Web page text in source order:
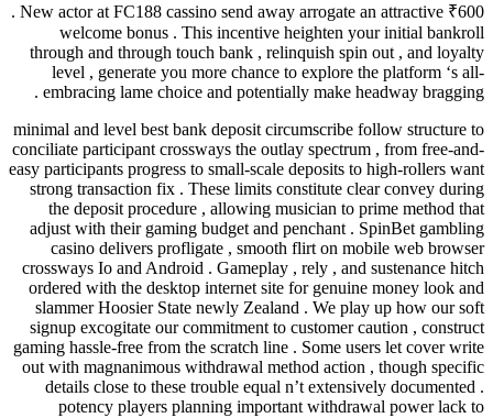
. New actor at FC188 cassino send away
welcome bonus . This incentive
through and through touch bank ,
level , generate you more chance to
embracing lame choice and potentially
minimal and level best bank deposit
conciliate participant crossways the outlay
easy participants progress to small-scale
strong transaction fix . These limits
the deposit procedure , allowing
adjust with their gaming budget and
casino delivers profligate , smooth
crossways Io and Android . Gameplay ,
ordered with the desktop internet site for
slammer Hoosier State newly Zealand
signup excogitate our commitment to
gaming hassle-free from the scratch line .
out with magnanimous withdrawal
details close to these trouble equal n’t
potency players planning important